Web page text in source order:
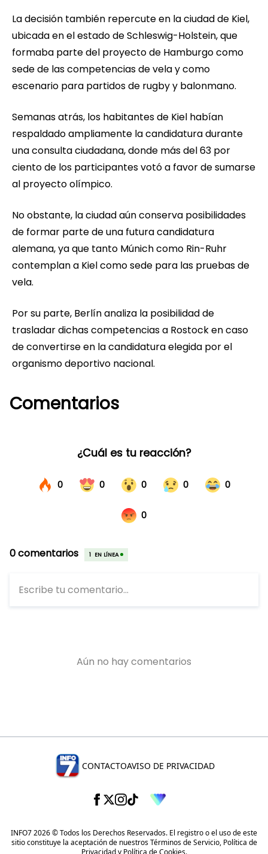
La decisión también repercute en la ciudad de Kiel,
ubicada en el estado de Schleswig-Holstein, que
formaba parte del proyecto de Hamburgo como
sede de las competencias de vela y como
escenario para partidos de rugby y balonmano.
Semanas atrás, los habitantes de Kiel habían
respaldado ampliamente la candidatura durante
una consulta ciudadana, donde más del 63 por
ciento de los participantes votó a favor de sumarse
al proyecto olímpico.
No obstante, la ciudad aún conserva posibilidades
de formar parte de una futura candidatura
alemana, ya que tanto Múnich como Rin-Ruhr
contemplan a Kiel como sede para las pruebas de
vela.
Por su parte, Berlín analiza la posibilidad de
trasladar dichas competencias a Rostock en caso
de convertirse en la candidatura elegida por el
organismo deportivo nacional.
Comentarios
CONTACTOAVISO DE PRIVACIDAD
INFO7 2026 © Todos los Derechos Reservados. El registro o el uso de este
sitio constituye la aceptación de nuestrosTérminos de Servicio, Política de
Privacidady Política de Cookies.